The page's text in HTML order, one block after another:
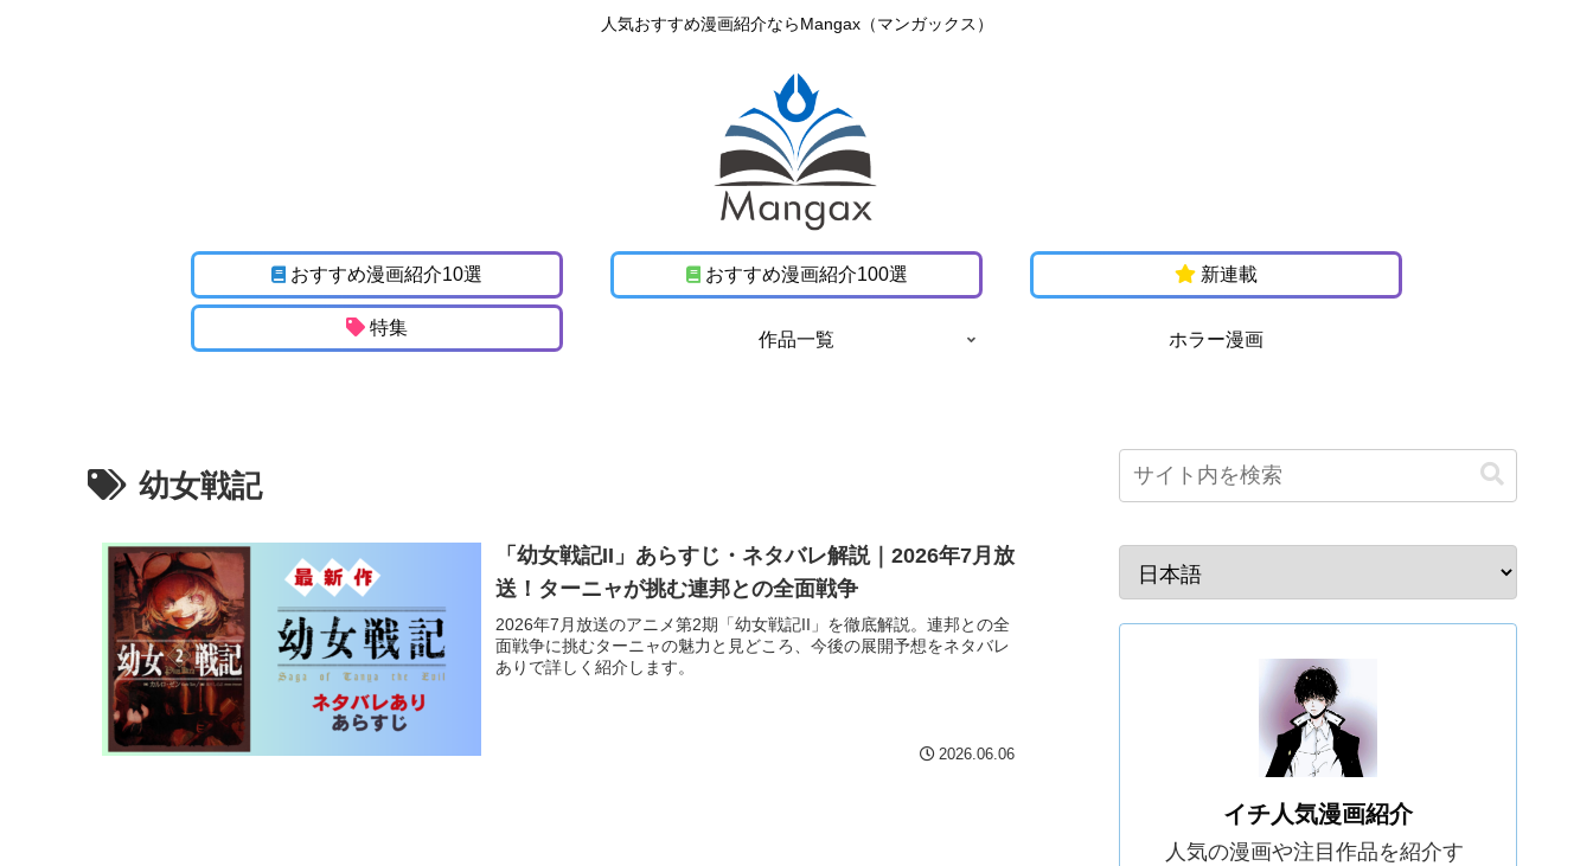
人気おすすめ漫画紹介ならMangax（マンガックス）
おすすめ漫画紹介10選 おすすめ漫画紹介100選 新連載
特集
作品一覧 ホラー漫画
幼女戦記
「幼女戦記II」あらすじ・ネタバレ解説｜2026年7月放
送！ターニャが挑む連邦との全面戦争
2026年7月放送のアニメ第2期「幼女戦記II」を徹底解説。連邦との全
面戦争に挑むターニャの魅力と見どころ、今後の展開予想をネタバレ
ありで詳しく紹介します。
2026.06.06
イチ人気漫画紹介
人気の漫画や注目作品を紹介す